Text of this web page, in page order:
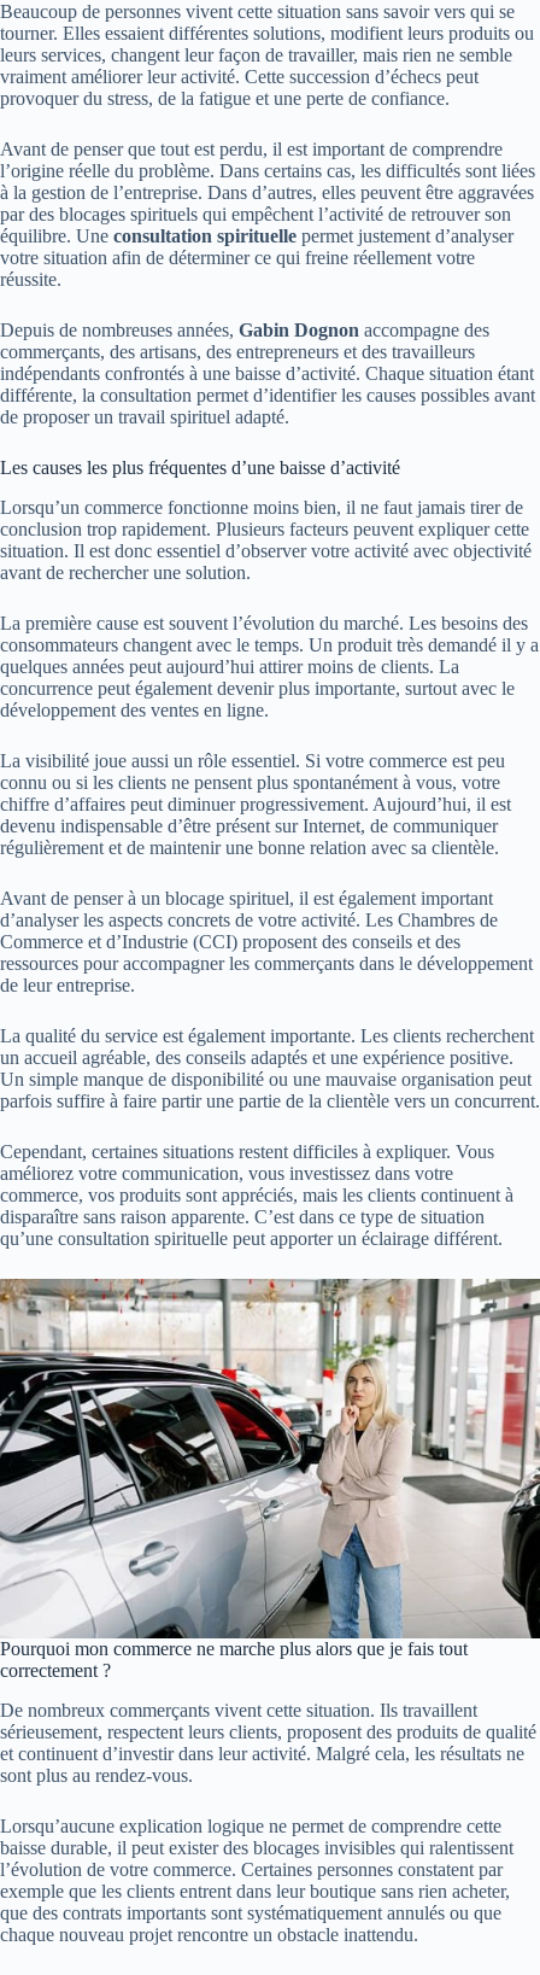
Beaucoup de personnes vivent cette situation sans savoir vers qui se
tourner. Elles essaient différentes solutions, modifient leurs produits ou
leurs services, changent leur façon de travailler, mais rien ne semble
vraiment améliorer leur activité. Cette succession d’échecs peut
provoquer du stress, de la fatigue et une perte de confiance.
Avant de penser que tout est perdu, il est important de comprendre
l’origine réelle du problème. Dans certains cas, les difficultés sont liées
à la gestion de l’entreprise. Dans d’autres, elles peuvent être aggravées
par des blocages spirituels qui empêchent l’activité de retrouver son
équilibre. Une consultation spirituelle permet justement d’analyser
votre situation afin de déterminer ce qui freine réellement votre
réussite.
Depuis de nombreuses années, Gabin Dognon accompagne des
commerçants, des artisans, des entrepreneurs et des travailleurs
indépendants confrontés à une baisse d’activité. Chaque situation étant
différente, la consultation permet d’identifier les causes possibles avant
de proposer un travail spirituel adapté.
Les causes les plus fréquentes d’une baisse d’activité
Lorsqu’un commerce fonctionne moins bien, il ne faut jamais tirer de
conclusion trop rapidement. Plusieurs facteurs peuvent expliquer cette
situation. Il est donc essentiel d’observer votre activité avec objectivité
avant de rechercher une solution.
La première cause est souvent l’évolution du marché. Les besoins des
consommateurs changent avec le temps. Un produit très demandé il y a
quelques années peut aujourd’hui attirer moins de clients. La
concurrence peut également devenir plus importante, surtout avec le
développement des ventes en ligne.
La visibilité joue aussi un rôle essentiel. Si votre commerce est peu
connu ou si les clients ne pensent plus spontanément à vous, votre
chiffre d’affaires peut diminuer progressivement. Aujourd’hui, il est
devenu indispensable d’être présent sur Internet, de communiquer
régulièrement et de maintenir une bonne relation avec sa clientèle.
Avant de penser à un blocage spirituel, il est également important
d’analyser les aspects concrets de votre activité. Les Chambres de
Commerce et d’Industrie (CCI) proposent des conseils et des
ressources pour accompagner les commerçants dans le développement
de leur entreprise.
La qualité du service est également importante. Les clients recherchent
un accueil agréable, des conseils adaptés et une expérience positive.
Un simple manque de disponibilité ou une mauvaise organisation peut
parfois suffire à faire partir une partie de la clientèle vers un concurrent.
Cependant, certaines situations restent difficiles à expliquer. Vous
améliorez votre communication, vous investissez dans votre
commerce, vos produits sont appréciés, mais les clients continuent à
disparaître sans raison apparente. C’est dans ce type de situation
qu’une consultation spirituelle peut apporter un éclairage différent.
Pourquoi mon commerce ne marche plus alors que je fais tout
correctement ?
De nombreux commerçants vivent cette situation. Ils travaillent
sérieusement, respectent leurs clients, proposent des produits de qualité
et continuent d’investir dans leur activité. Malgré cela, les résultats ne
sont plus au rendez-vous.
Lorsqu’aucune explication logique ne permet de comprendre cette
baisse durable, il peut exister des blocages invisibles qui ralentissent
l’évolution de votre commerce. Certaines personnes constatent par
exemple que les clients entrent dans leur boutique sans rien acheter,
que des contrats importants sont systématiquement annulés ou que
chaque nouveau projet rencontre un obstacle inattendu.